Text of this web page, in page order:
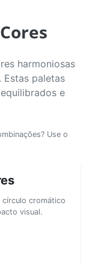
harmoniosas
Estas paletas
e
Use o
cromático
visual.